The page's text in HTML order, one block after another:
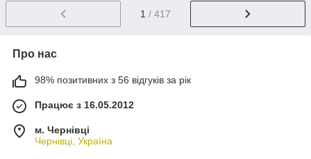
1 / 417
Про нас
98% позитивних з 56 відгуків за рік
Працює з 16.05.2012
м. Чернівці
Чернівці, Україна